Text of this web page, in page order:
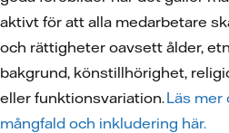
aktivt för att alla medarbetare
och rättigheter oavsett ålder,
bakgrund, könstillhörighet,
eller funktionsvariation.Läs mer
mångfald och inkludering här.